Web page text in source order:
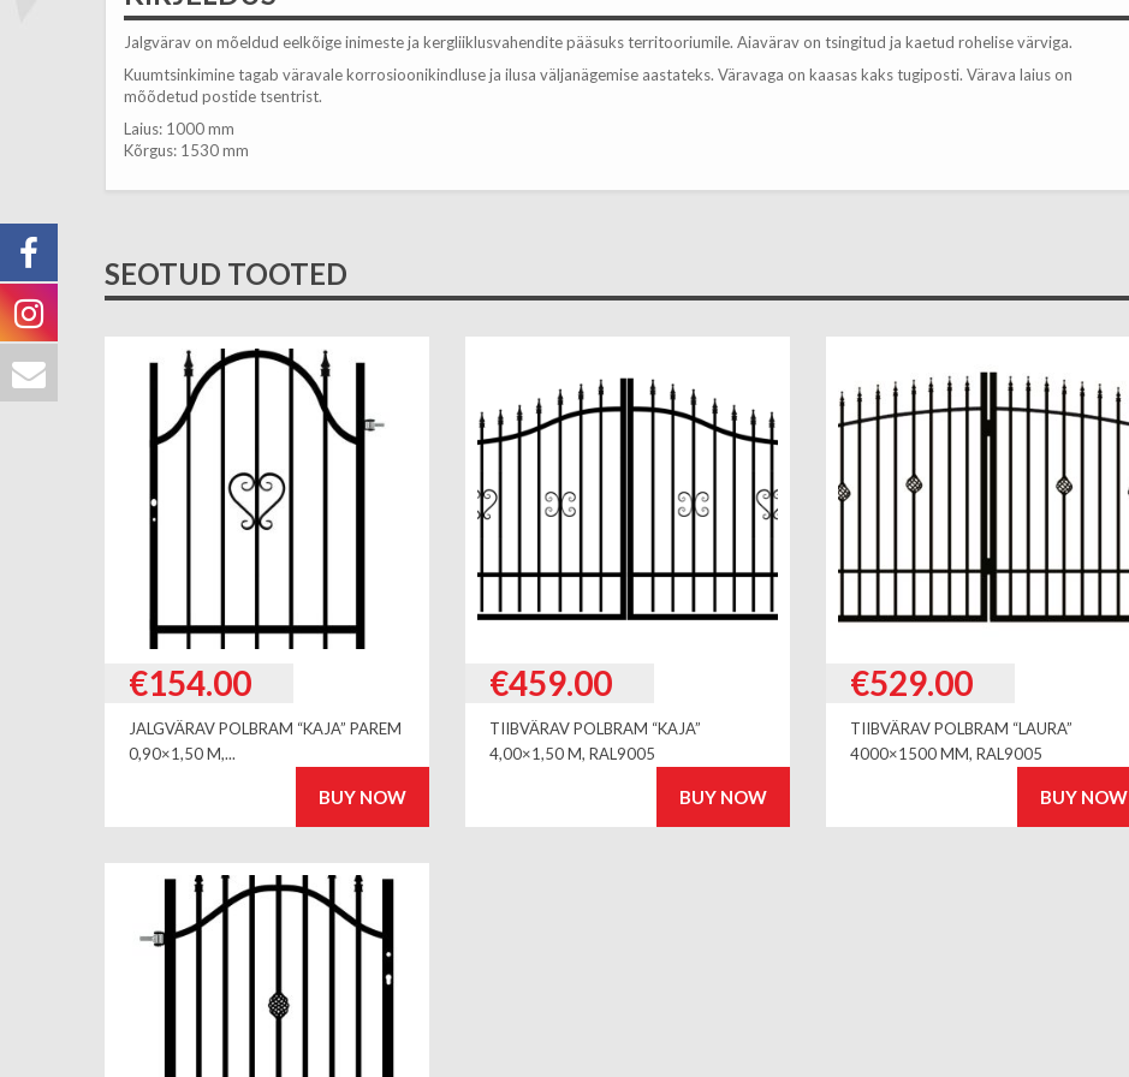
Jalgvärav on mõeldud eelkõige inimeste ja kergliiklusvahendite pääsuks territooriumile. Aiavärav on tsingitud ja kaetud rohelise värviga.
Kuumtsinkimine tagab väravale korrosioonikindluse ja ilusa väljanägemise aastateks. Väravaga on kaasas kaks tugiposti. Värava laius on
mõõdetud postide tsentrist.
Laius: 1000 mm
Kõrgus: 1530 mm
SEOTUD TOOTED
€154.00
JALGVÄRAV POLBRAM “KAJA” PAREM
0,90×1,50 M,...
BUY NOW
€459.00
TIIBVÄRAV POLBRAM “KAJA”
4,00×1,50 M, RAL9005
BUY NOW
€529.00
TIIBVÄRAV POLBRAM “LAURA”
4000×1500 MM, RAL9005
BUY NOW